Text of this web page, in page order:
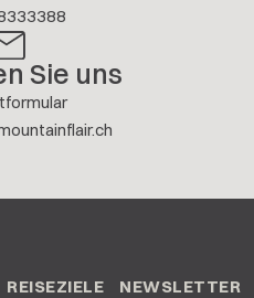
Sie uns
REISEZIELE
NEWSLETTER